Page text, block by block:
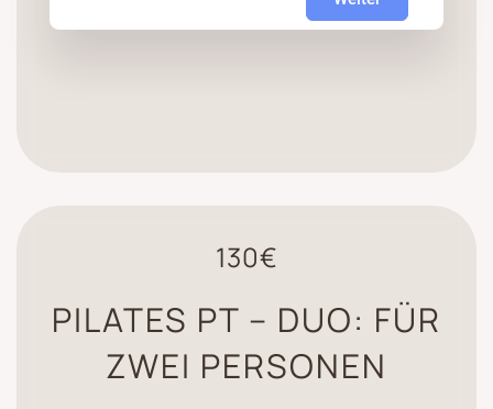
130€
PILATES PT – DUO: FÜR
ZWEI PERSONEN